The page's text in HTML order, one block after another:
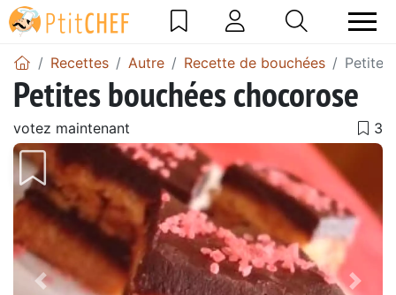
Recettes Autre Recette de bouchées Petites
Petites bouchées chocorose
votez maintenant